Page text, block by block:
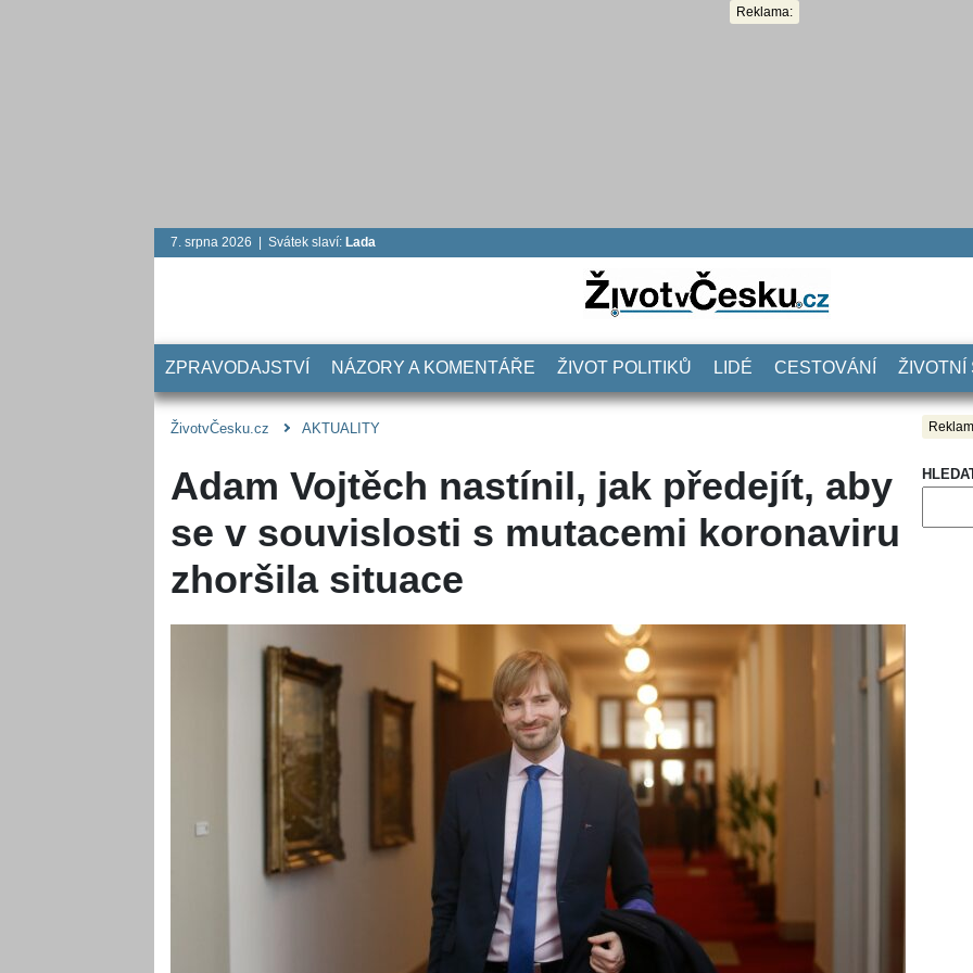
Reklama:
7. srpna 2026 | Svátek slaví: Lada
ZPRAVODAJSTVÍ NÁZORY A KOMENTÁŘE ŽIVOT POLITIKŮ LIDÉ CESTOVÁNÍ ŽIVOTNÍ
ŽivotvČesku.cz AKTUALITY
Adam Vojtěch nastínil, jak předejít, aby
se v souvislosti s mutacemi koronaviru
zhoršila situace